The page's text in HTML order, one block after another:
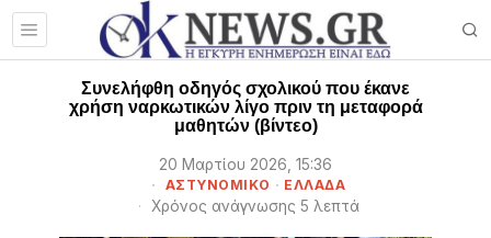
Συνελήφθη οδηγός σχολικού που έκανε
χρήση ναρκωτικών λίγο πριν τη μεταφορά
μαθητών (βίντεο)
20 Μαρτίου 2026, 15:36
ΑΣΤΥΝΟΜΙΚΟ · ΕΛΛΑΔΑ
Χρόνος ανάγνωσης 5 λεπτά